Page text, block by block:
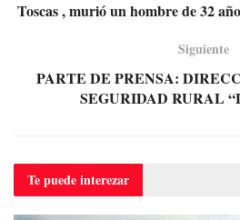
Toscas , murió un hombre de 32
Siguiente
PARTE DE PRENSA:
SEGURIDAD RURAL
Te puedeinterezar